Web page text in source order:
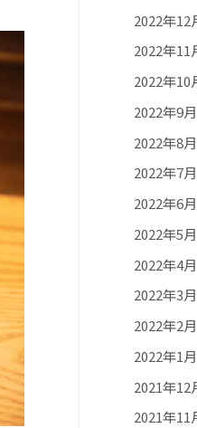
2022年12
2022年11
2022年10
2022年9月
2022年8月
2022年7月
2022年6月
2022年5月
2022年4月
2022年3月
2022年2月
2022年1月
2021年12
2021年11